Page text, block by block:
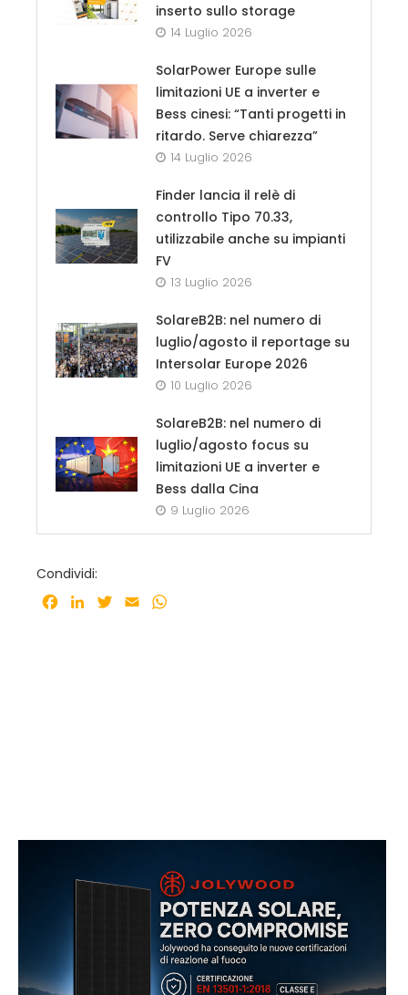
inserto sullo storage
14 Luglio 2026
SolarPower Europe sulle
limitazioni UE a inverter e
Bess cinesi: “Tanti progetti in
ritardo. Serve chiarezza”
14 Luglio 2026
Finder lancia il relè di
controllo Tipo 70.33,
utilizzabile anche su impianti
FV
13 Luglio 2026
SolareB2B: nel numero di
luglio/agosto il reportage su
Intersolar Europe 2026
10 Luglio 2026
SolareB2B: nel numero di
luglio/agosto focus su
limitazioni UE a inverter e
Bess dalla Cina
9 Luglio 2026
Condividi:
Facebook
LinkedInTwitter
Email